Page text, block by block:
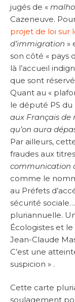
jugés de «
Cazeneuve.
projet de loi sur
d’immigration »
son côté « pays
là l’accueil
que sont
Quant au «
le député PS du
aux Français de
qu’on aura
Par ailleurs,
fraudes aux
communication
comme le
au Préfets
sécurité
pluriannuelle.
Écologistes et
Jean-Claude
C’est une
suspicion » .
Cette carte
soulagement